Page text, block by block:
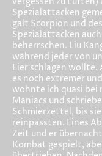
Spezialattacken
galt Scorpion und
Spezialattacken
beherrschen. Liu
während jeder von
Eier schlagen wollte.
es noch extremer
wohnte ich quasi bei
Maniacs und
Schmierzettel, bis
reinpassten. Eines
Zeit und er
Kombat gespielt,